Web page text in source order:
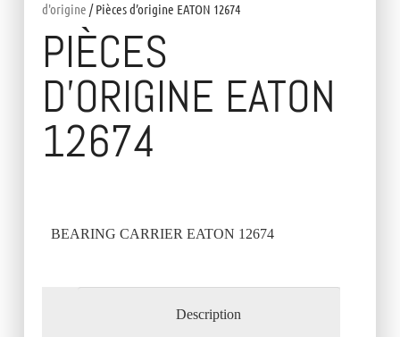
d'origine / Pièces d’origine EATON 12674
PIÈCES
D’ORIGINE EATON
12674
BEARING CARRIER EATON 12674
Description